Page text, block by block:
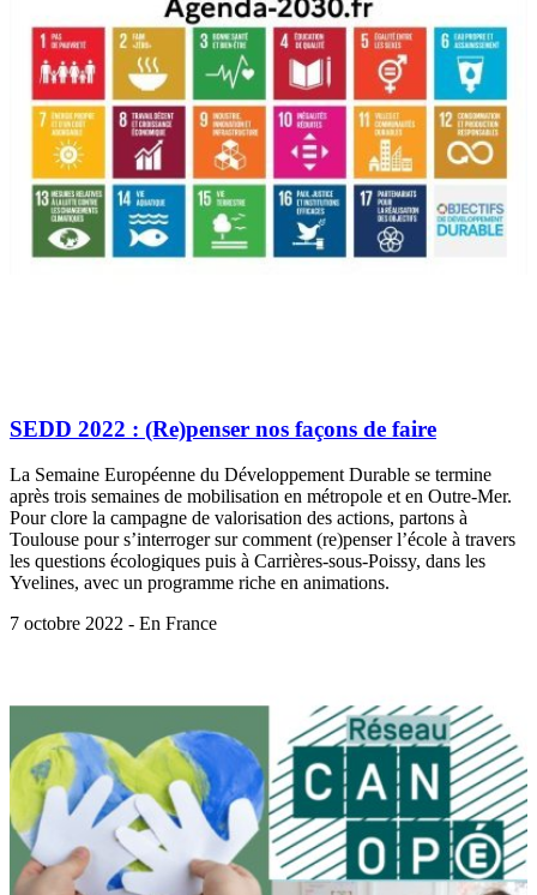
SEDD 2022 : (Re)penser nos façons de faire
La Semaine Européenne du Développement Durable se termine
après trois semaines de mobilisation en métropole et en Outre-Mer.
Pour clore la campagne de valorisation des actions, partons à
Toulouse pour s’interroger sur comment (re)penser l’école à travers
les questions écologiques puis à Carrières-sous-Poissy, dans les
Yvelines, avec un programme riche en animations.
7 octobre 2022 - En France